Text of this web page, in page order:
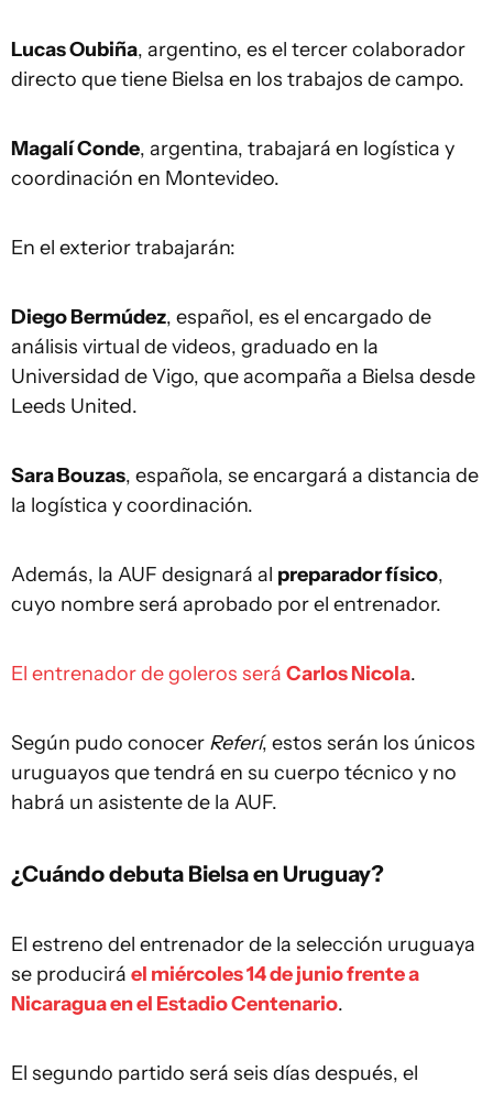
Lucas Oubiña, argentino, es el tercer colaborador
directo que tiene Bielsa en los trabajos de campo.
Magalí Conde, argentina, trabajará en logística y
coordinación en Montevideo.
En el exterior trabajarán:
Diego Bermúdez, español, es el encargado de
análisis virtual de videos, graduado en la
Universidad de Vigo, que acompaña a Bielsa desde
Leeds United.
Sara Bouzas, española, se encargará a distancia de
la logística y coordinación.
Además, la AUF designará al preparador físico,
cuyo nombre será aprobado por el entrenador.
El entrenador de goleros será Carlos Nicola.
Según pudo conocer Referí, estos serán los únicos
uruguayos que tendrá en su cuerpo técnico y no
habrá un asistente de la AUF.
¿Cuándo debuta Bielsa en Uruguay?
El estreno del entrenador de la selección uruguaya
se producirá el miércoles 14 de junio frente a
Nicaragua en el Estadio Centenario.
El segundo partido será seis días después, el